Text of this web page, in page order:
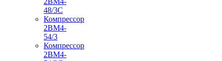
48/3С
Компрессор
2ВМ4-
54/3
Компрессор
2ВМ4-